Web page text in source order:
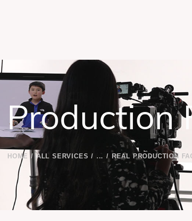
Production
HOME ALL SERVICES ... REAL PRODUCTION